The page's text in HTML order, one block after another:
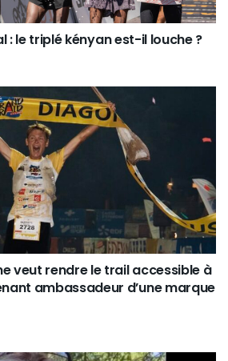
: le triplé kényan est-il louche ?
veut rendre le trail accessible à
ambassadeur d’une marque